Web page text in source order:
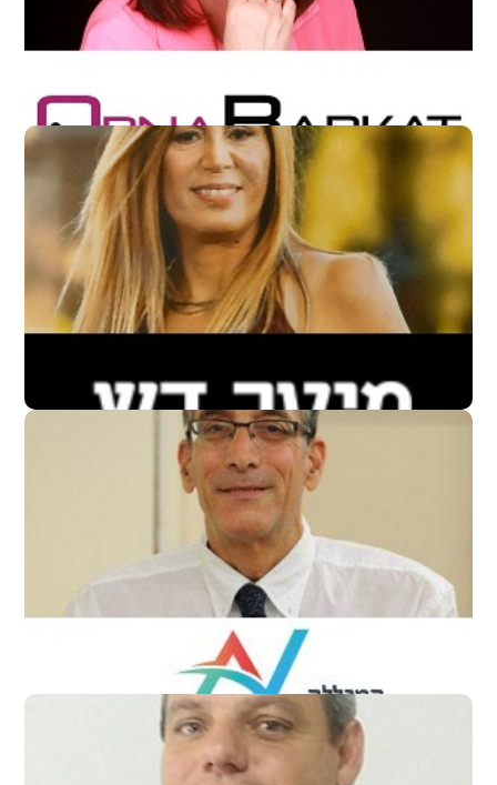
סטודיו אורנה ברקת
שולי דיאז
מנהלת מערך עסקים, מיטב דש
גדי רביד
דיקאן בית הספר למינהל עסקים באקדמית נתניה